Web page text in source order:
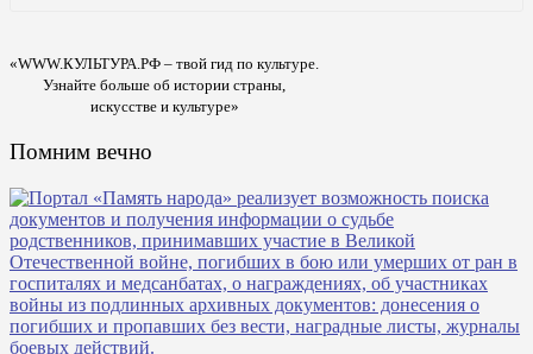
«WWW.КУЛЬТУРА.РФ – твой гид по культуре.
Узнайте больше об истории страны,
искусстве и культуре»
Помним вечно